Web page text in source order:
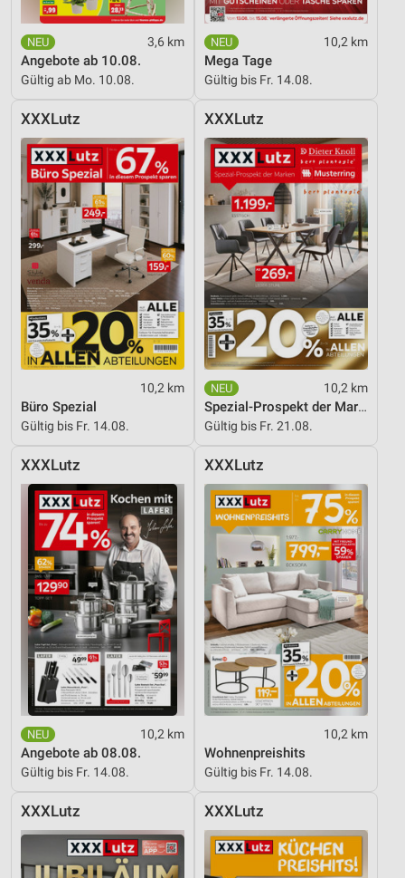
3,6 km
Angebote ab 10.08.
Gültig ab Mo. 10.08.
10,2 km
Mega Tage
Gültig bis Fr. 14.08.
XXXLutz
10,2 km
Büro Spezial
Gültig bis Fr. 14.08.
XXXLutz
10,2 km
Spezial-Prospekt der Marken
Gültig bis Fr. 21.08.
XXXLutz
10,2 km
Angebote ab 08.08.
Gültig bis Fr. 14.08.
XXXLutz
10,2 km
Wohnenpreishits
Gültig bis Fr. 14.08.
XXXLutz XXXLutz
Nicht-IAB-Verarbeitungszwecke:
Notwendig
Performance
Funktional
Werbung